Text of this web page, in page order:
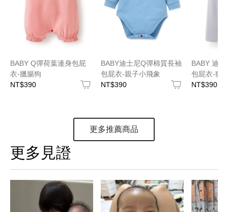
BABY Q彈荷葉連身包屁
衣-臘腸狗
NT$390
BABY迪士尼Q彈棉質長袖
包屁衣-親子小飛象
NT$390
BABY 迪
包屁衣-獅
NT$390
更多推薦商品
更多見證